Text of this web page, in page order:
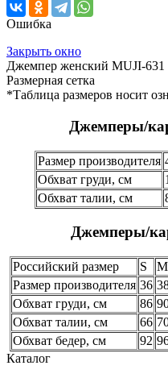
Ошибка
Закрыть окно
Джемпер женский MUJI-631
Размерная сетка
*Таблица размеров носит
Джемперы/
Размер производителя
Обхват груди, см
Обхват талии, см
Джемперы/
Российский размер S M
Размер производителя 36
Обхват груди, см
86
Обхват талии, см
66
Обхват бедер, см
92
Каталог